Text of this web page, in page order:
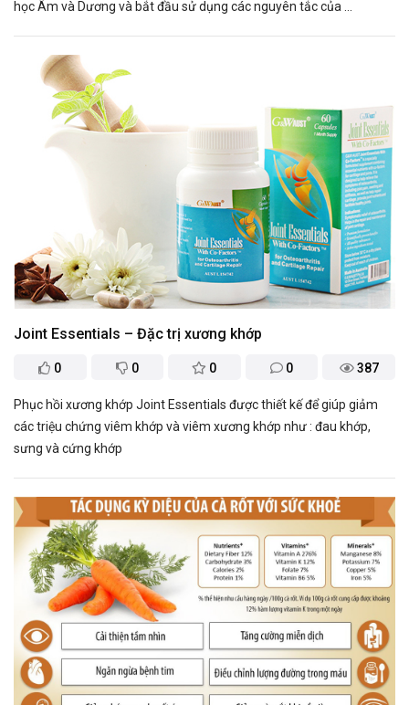
học Âm và Dương và bắt đầu sử dụng các nguyên tắc của ...
Joint Essentials – Đặc trị xương khớp
0 0 0 0 387
Phục hồi xương khớp Joint Essentials được thiết kế để giúp giảm
các triệu chứng viêm khớp và viêm xương khớp như : đau khớp,
sưng và cứng khớp